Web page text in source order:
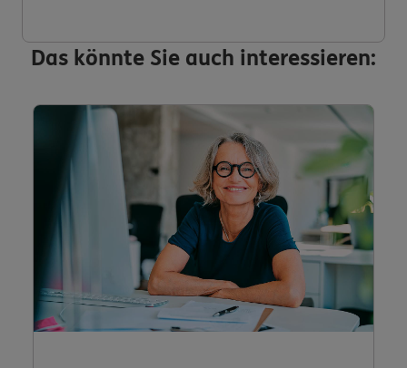
Das könnte Sie auch interessieren: